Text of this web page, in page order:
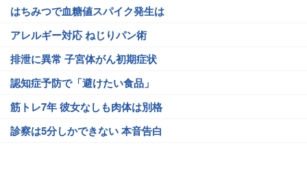
はちみつで血糖値スパイク発生は
アレルギー対応 ねじりパン術
排泄に異常 子宮体がん初期症状
認知症予防で「避けたい食品」
筋トレ7年 彼女なしも肉体は別格
診察は5分しかできない 本音告白